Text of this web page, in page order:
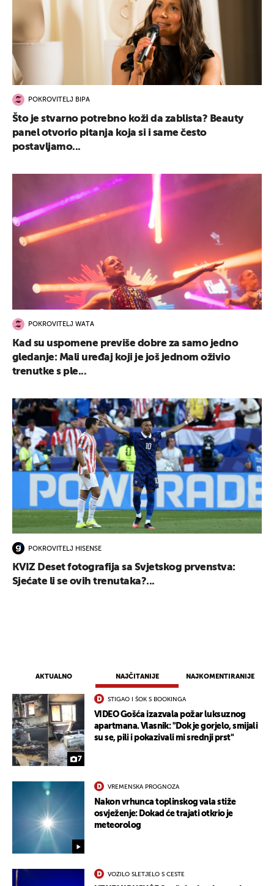
AKTUALNO NAJČITANIJE NAJKOMENTIRANIJE
7
STIGAO I ŠOK S BOOKINGA
VIDEO Gošća izazvala požar luksuznog
apartmana. Vlasnik: "Dok je gorjelo, smijali
su se, pili i pokazivali mi srednji prst"
VREMENSKA PROGNOZA
Nakon vrhunca toplinskog vala stiže
osvježenje: Dokad će trajati otkrio je
meteorolog
VOZILO SLETJELO S CESTE
POKROVITELJ BIPA
Što je stvarno potrebno koži da zablista? Beauty
panel otvorio pitanja koja si i same često
postavljamo...
POKROVITELJ WATA
Kad su uspomene previše dobre za samo jedno
gledanje: Mali uređaj koji je još jednom oživio
trenutke s ple...
POKROVITELJ HISENSE
KVIZ Deset fotografija sa Svjetskog prvenstva:
Sjećate li se ovih trenutaka?...